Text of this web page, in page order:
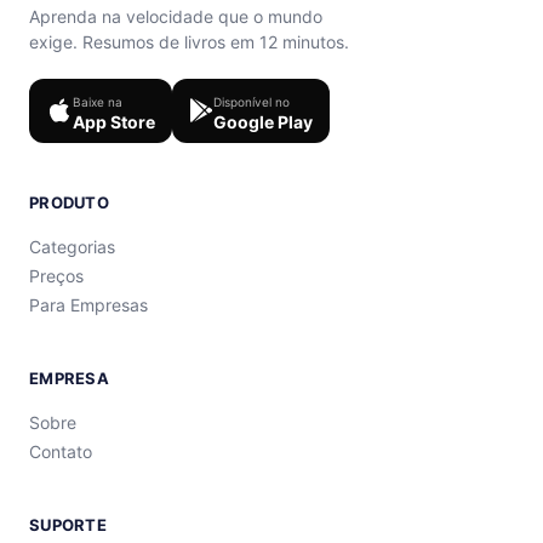
Aprenda na velocidade que o mundo
exige. Resumos de livros em 12 minutos.
Baixe na
App Store
Disponível no
Google Play
PRODUTO
Categorias
Preços
Para Empresas
EMPRESA
Sobre
Contato
SUPORTE